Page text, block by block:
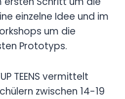
einzelne Idee und im
um die
Prototyps.
TEENS vermittelt
zwischen 14-19